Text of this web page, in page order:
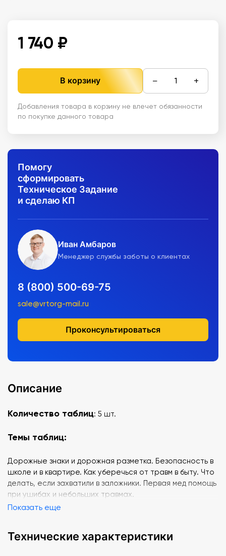
1 740 ₽
В корзину − +
Добавления товара в корзину не влечет обязанности
по покупке данного товара
Помогу
сформировать
Техническое Задание
и сделаю КП
Иван Амбаров
Менеджер службы заботы о клиентах
8 (800) 500-69-75
sale@vrtorg-mail.ru
Проконсультироваться
Описание
Количество таблиц: 5 шт.
Темы таблиц:
Дорожные знаки и дорожная разметка. Безопасность в
школе и в квартире. Как уберечься от травм в быту. Что
делать, если захватили в заложники. Первая мед помощь
при ушибах и небольших травмах.
Показать еще
Технические характеристики